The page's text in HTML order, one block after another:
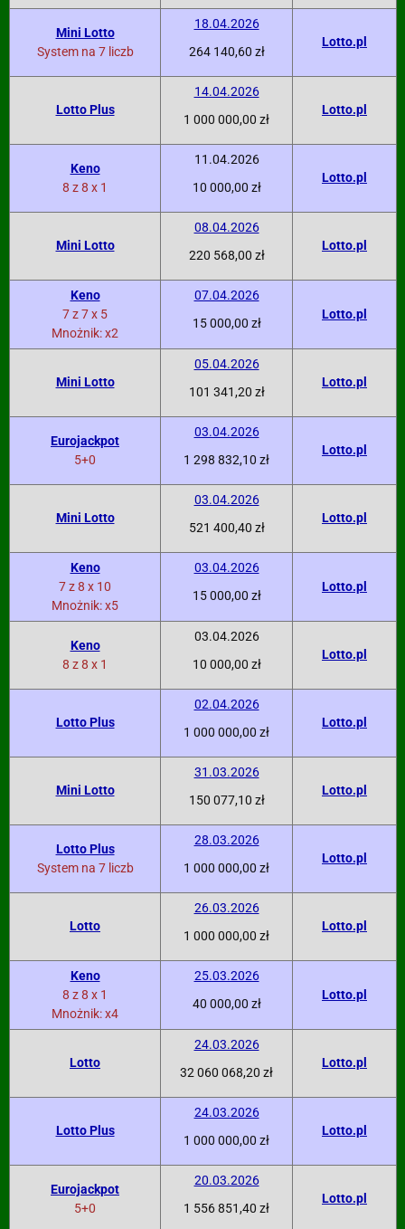
Mini Lotto
System na 7 liczb
18.04.2026
264 140,60 zł
Lotto.pl
Lotto Plus
14.04.2026
1 000 000,00 zł
Lotto.pl
Keno
8 z 8 x 1
11.04.2026
10 000,00 zł
Lotto.pl
Mini Lotto
08.04.2026
220 568,00 zł
Lotto.pl
Keno
7 z 7 x 5
Mnożnik: x2
07.04.2026
15 000,00 zł
Lotto.pl
Mini Lotto
05.04.2026
101 341,20 zł
Lotto.pl
Eurojackpot
5+0
03.04.2026
1 298 832,10 zł
Lotto.pl
Mini Lotto
03.04.2026
521 400,40 zł
Lotto.pl
Keno
7 z 8 x 10
Mnożnik: x5
03.04.2026
15 000,00 zł
Lotto.pl
Keno
8 z 8 x 1
03.04.2026
10 000,00 zł
Lotto.pl
Lotto Plus
02.04.2026
1 000 000,00 zł
Lotto.pl
Mini Lotto
31.03.2026
150 077,10 zł
Lotto.pl
Lotto Plus
System na 7 liczb
28.03.2026
1 000 000,00 zł
Lotto.pl
Lotto
26.03.2026
1 000 000,00 zł
Lotto.pl
Keno
8 z 8 x 1
Mnożnik: x4
25.03.2026
40 000,00 zł
Lotto.pl
Lotto
24.03.2026
32 060 068,20 zł
Lotto.pl
Lotto Plus
24.03.2026
1 000 000,00 zł
Lotto.pl
Eurojackpot
5+0
20.03.2026
1 556 851,40 zł
Lotto.pl